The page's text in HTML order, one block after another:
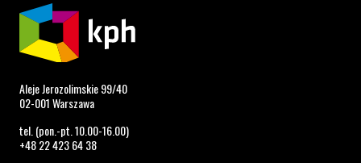
Aleje Jerozolimskie 99/40
02-001 Warszawa
tel. (pon.-pt. 10.00-16.00)
+48 22 423 64 38